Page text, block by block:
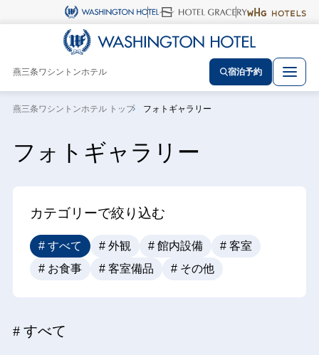
燕三条ワシントンホテル 宿泊予約
燕三条ワシントンホテル トップ フォトギャラリー
フォトギャラリー
カテゴリーで絞り込む
# すべて # 外観 # 館内設備
# 客室
# お食事
# 客室備品 # その他
# すべて